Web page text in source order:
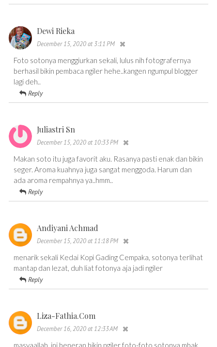
Dewi Rieka
December 15, 2020 at 3:11 PM
Foto sotonya menggiurkan sekali, lulus nih fotografernya
berhasil bikin pembaca ngiler hehe..kangen ngumpul blogger
lagi deh..
Reply
Juliastri Sn
December 15, 2020 at 10:33 PM
Makan soto itu juga favorit aku. Rasanya pasti enak dan bikin
seger. Aroma kuahnya juga sangat menggoda. Harum dan
ada aroma rempahnya ya..hmm..
Reply
Andiyani Achmad
December 15, 2020 at 11:18 PM
menarik sekali Kedai Kopi Gading Cempaka, sotonya terlihat
mantap dan lezat, duh liat fotonya aja jadi ngiler
Reply
Liza-Fathia.com
December 16, 2020 at 12:33 AM
masyaallah. ini beneran bikin ngiler foto-foto sotonya mbak